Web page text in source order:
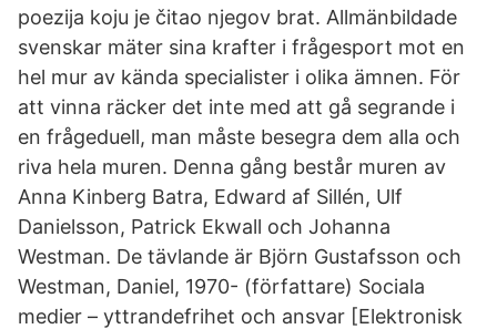
poezija koju je čitao njegov brat. Allmänbildade
svenskar mäter sina krafter i frågesport mot en
hel mur av kända specialister i olika ämnen. För
att vinna räcker det inte med att gå segrande i
en frågeduell, man måste besegra dem alla och
riva hela muren. Denna gång består muren av
Anna Kinberg Batra, Edward af Sillén, Ulf
Danielsson, Patrick Ekwall och Johanna
Westman. De tävlande är Björn Gustafsson och
Westman, Daniel, 1970- (författare) Sociala
medier – yttrandefrihet och ansvar [Elektronisk